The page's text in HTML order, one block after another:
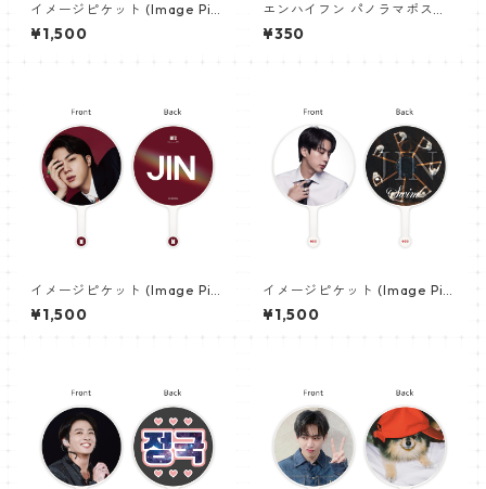
イメージピケット (Image Pic
ket) うちわ - ジョングク (JU
NGKOOK_01)
¥1,500
エンハイフン パノラマポスタ
ー (ENHYPEN Poster) 700*3
30mm 【Enhypen_02】
¥350
イメージピケット (Image Pic
ket) うちわ - ジン (JIN-06)
¥1,500
イメージピケット (Image Pic
ket) うちわ - ジン (JIN-17)
¥1,500